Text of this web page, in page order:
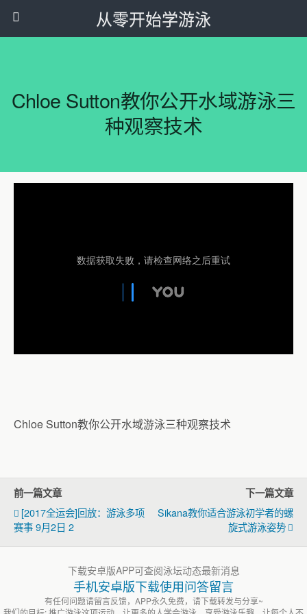
从零开始学游泳
Chloe Sutton教你公开水域游泳三
种观察技术
Chloe Sutton教你公开水域游泳三种观察技术
前一篇文章
[2017全运会]回放：游泳多项
赛事 9月2日 2
下一篇文章
Sikana教你适合游泳初学者的螺
旋式游泳姿势
下载安卓版APP可查阅泳坛动态最新消息
手机安卓版下载使用问答留言
有任何问题请留言反馈，APP永久免费，请下载转发与分享~